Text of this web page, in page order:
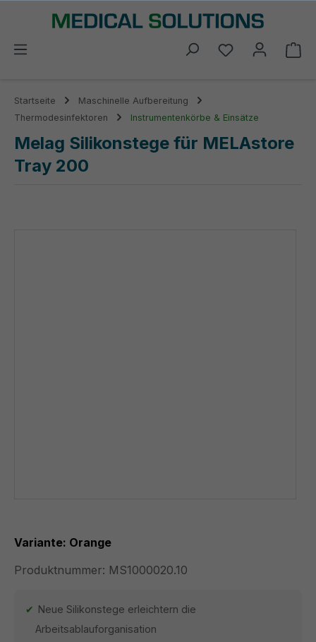
springen
Du hast 0
Startseite
Maschinelle Aufbereitung
Thermodesinfektoren
Instrumentenkörbe & Einsätze
Melag Silikonstege für MELAstore
Tray 200
Variante: Orange
Produktnummer: MS1000020.10
Neue Silikonstege erleichtern die
Arbeitsablauforganisation